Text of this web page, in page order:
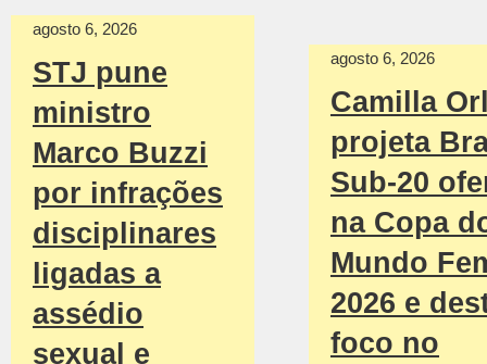
agosto 6, 2026
STJ pune
ministro
Marco Buzzi
por infrações
disciplinares
ligadas a
assédio
sexual e
agosto 6, 2026
Camilla
projeta
Sub-20
na Copa
Mundo
2026 e
foco no